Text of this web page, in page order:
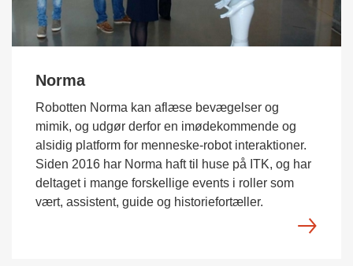
Norma
Robotten Norma kan aflæse bevægelser og
mimik, og udgør derfor en imødekommende og
alsidig platform for menneske-robot interaktioner.
Siden 2016 har Norma haft til huse på ITK, og har
deltaget i mange forskellige events i roller som
vært, assistent, guide og historiefortæller.